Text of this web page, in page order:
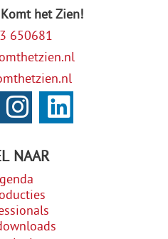
het Zien!
650681
NAAR